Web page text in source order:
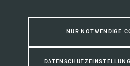
NUR NOTWENDIGE